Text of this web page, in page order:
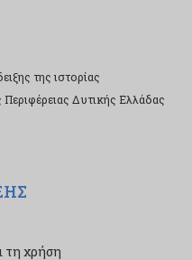
της ιστορίας
Περιφέρειας Δυτικής Ελλάδας
τη χρήση